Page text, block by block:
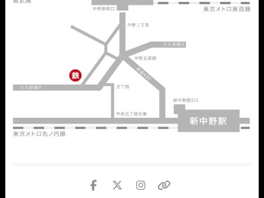
facebook
twitter
instagram